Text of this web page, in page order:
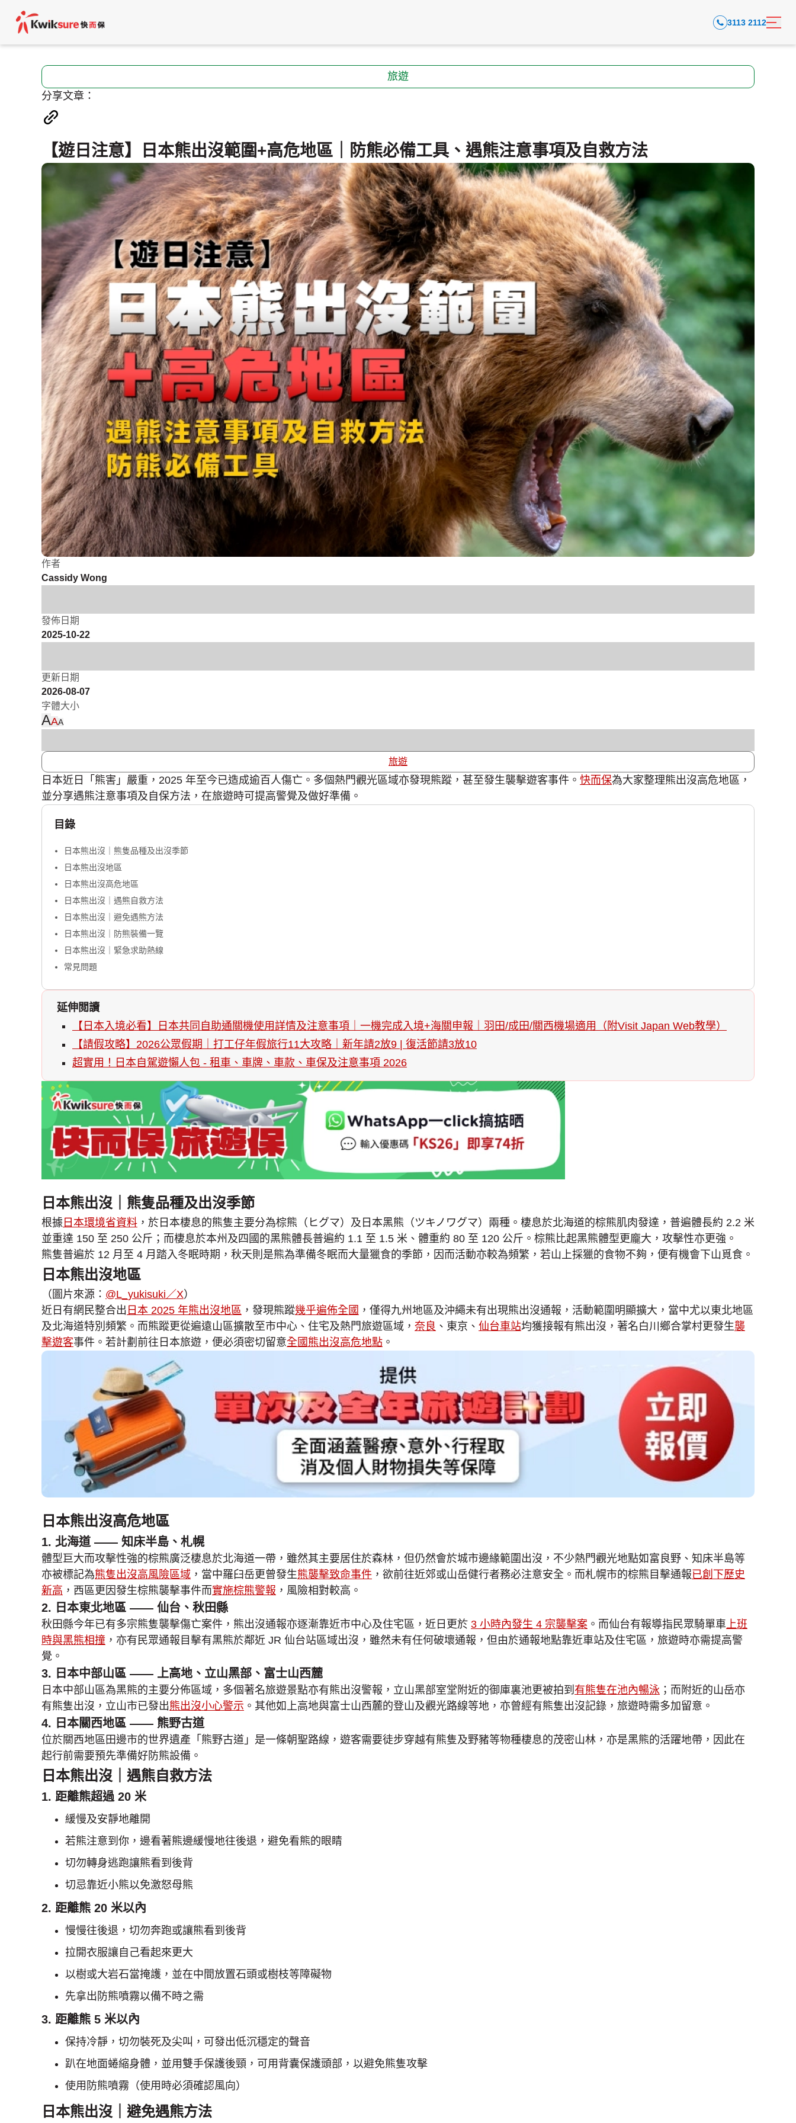
3113 2112
旅遊
分享文章：
【遊日注意】日本熊出沒範圍+高危地區｜防熊必備工具、遇熊注意事項及自救方法
作者
Cassidy Wong
發佈日期
2025-10-22
更新日期
2026-08-07
字體大小
AAA
旅遊
日本近日「熊害」嚴重，2025 年至今已造成逾百人傷亡。多個熱門觀光區域亦發現熊蹤，甚至發生襲擊遊客事件。 快而保為大家整理熊出沒高危地區，
並分享遇熊注意事項及自保方法，在旅遊時可提高警覺及做好準備。
目錄
日本熊出沒｜熊隻品種及出沒季節
日本熊出沒地區
日本熊出沒高危地區
日本熊出沒｜遇熊自救方法
日本熊出沒｜避免遇熊方法
日本熊出沒｜防熊裝備一覽
日本熊出沒｜緊急求助熱線
常見問題
延伸閲讀
【日本入境必看】日本共同自助通關機使用詳情及注意事項｜一機完成入境+海關申報｜羽田/成田/關西機場適用（附Visit Japan Web教學）
【請假攻略】2026公眾假期｜打工仔年假旅行11大攻略｜新年請2放9 | 復活節請3放10
超實用！日本自駕遊懶人包 - 租車、車牌、車款、車保及注意事項 2026
日本熊出沒｜熊隻品種及出沒季節
根據 日本環境省資料 ，於日本棲息的熊隻主要分為棕熊（ヒグマ）及日本黑熊（ツキノワグマ）兩種。棲息於北海道的棕熊肌肉發達，普遍體長約 2.2 米
並重達 150 至 250 公斤；而棲息於本州及四國的黑熊體長普遍約 1.1 至 1.5 米、體重約 80 至 120 公斤。棕熊比起黑熊體型更龐大，攻擊性亦更強。
熊隻普遍於 12 月至 4 月踏入冬眠時期，秋天則是熊為準備冬眠而大量獵食的季節，因而活動亦較為頻繁，若山上採獵的食物不夠，便有機會下山覓食。
日本熊出沒地區
（圖片來源： @L_yukisuki／X）
近日有網民整合出 日本 2025 年熊出沒地區 ，發現熊蹤幾乎遍佈全國 ，僅得九州地區及沖繩未有出現熊出沒通報，活動範圍明顯擴大，當中尤以東北地區
及北海道特別頻繁。而熊蹤更從遍遠山區擴散至市中心、住宅及熱門旅遊區域， 奈良 、東京、 仙台車站均獲接報有熊出沒，著名白川鄉合掌村更發生襲
擊遊客事件。若計劃前往日本旅遊，便必須密切留意全國熊出沒高危地點 。
日本熊出沒高危地區
1. 北海道 —— 知床半島、札幌
體型巨大而攻擊性強的棕熊廣泛棲息於北海道一帶，雖然其主要居住於森林，但仍然會於城市邊緣範圍出沒，不少熱門觀光地點如富良野、知床半島等
亦被標記為熊隻出沒高風險區域 ，當中羅臼岳更曾發生熊襲擊致命事件 ，欲前往近郊或山岳健行者務必注意安全。而札幌市的棕熊目擊通報已創下歷史
新高 ，西區更因發生棕熊襲擊事件而實施棕熊警報 ，風險相對較高。
2. 日本東北地區 —— 仙台、秋田縣
秋田縣今年已有多宗熊隻襲擊傷亡案件，熊出沒通報亦逐漸靠近市中心及住宅區，近日更於 3 小時內發生 4 宗襲擊案 。而仙台有報導指民眾騎單車上班
時與黑熊相撞 ，亦有民眾通報目擊有黑熊於鄰近 JR 仙台站區域出沒，雖然未有任何破壞通報，但由於通報地點靠近車站及住宅區，旅遊時亦需提高警
覺。
3. 日本中部山區 —— 上高地、立山黑部、富士山西麓
日本中部山區為黑熊的主要分佈區域，多個著名旅遊景點亦有熊出沒警報，立山黑部室堂附近的御庫裏池更被拍到 有熊隻在池內暢泳 ；而附近的山岳亦
有熊隻出沒，立山市已發出熊出沒小心警示 。其他如上高地與富士山西麓的登山及觀光路線等地，亦曾經有熊隻出沒記錄，旅遊時需多加留意。
4. 日本關西地區 —— 熊野古道
位於關西地區田邊市的世界遺產「熊野古道」是一條朝聖路線，遊客需要徒步穿越有熊隻及野豬等物種棲息的茂密山林，亦是黑熊的活躍地帶，因此在
起行前需要預先準備好防熊設備。
日本熊出沒｜遇熊自救方法
1. 距離熊超過 20 米
緩慢及安靜地離開
若熊注意到你，邊看著熊邊緩慢地往後退，避免看熊的眼睛
切勿轉身逃跑讓熊看到後背
切忌靠近小熊以免激怒母熊
2. 距離熊 20 米以內
慢慢往後退，切勿奔跑或讓熊看到後背
拉開衣服讓自己看起來更大
以樹或大岩石當掩護，並在中間放置石頭或樹枝等障礙物
先拿出防熊噴霧以備不時之需
3. 距離熊 5 米以內
保持冷靜，切勿裝死及尖叫，可發出低沉穩定的聲音
趴在地面蜷縮身體，並用雙手保護後頸，可用背囊保護頭部，以避免熊隻攻擊
使用防熊噴霧（使用時必須確認風向）
日本熊出沒｜避免遇熊方法